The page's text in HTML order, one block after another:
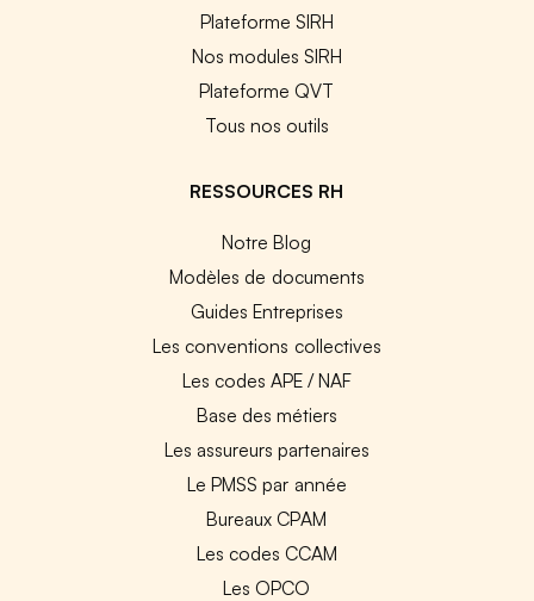
Plateforme SIRH
Nos modules SIRH
Plateforme QVT
Tous nos outils
RESSOURCES RH
Notre Blog
Modèles de documents
Guides Entreprises
Les conventions collectives
Les codes APE / NAF
Base des métiers
Les assureurs partenaires
Le PMSS par année
Bureaux CPAM
Les codes CCAM
Les OPCO